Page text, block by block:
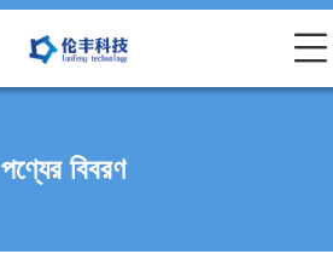
পণ্যের বিবরণ